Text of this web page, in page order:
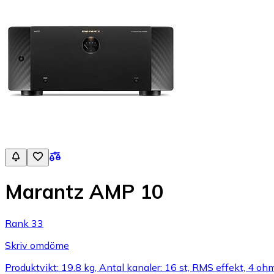
Marantz AMP 10
Rank 33
Skriv omdöme
Produktvikt: 19.8 kg, Antal kanaler: 16 st, RMS effekt, 4